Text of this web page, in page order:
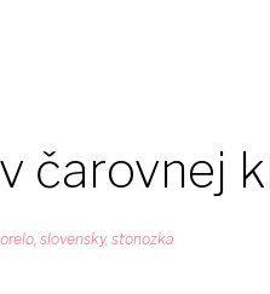
čarovnej
, slovensky, stonozka